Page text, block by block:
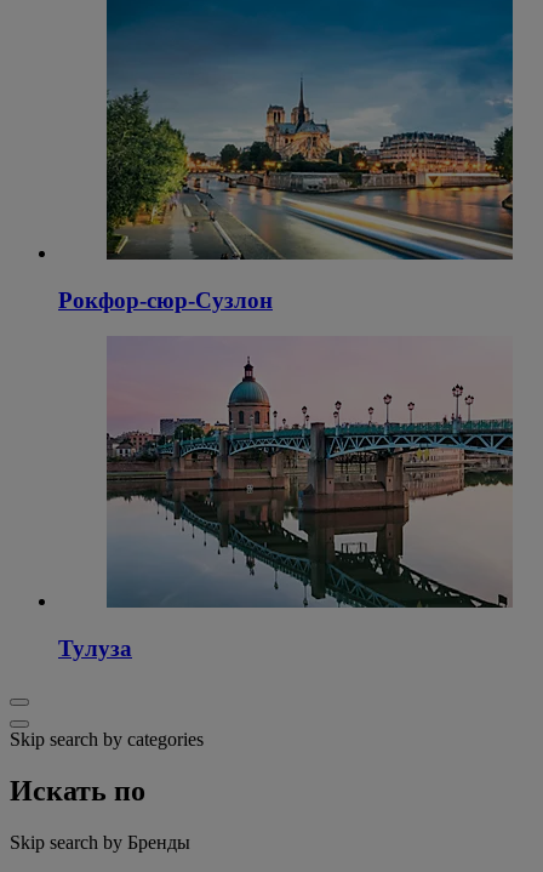
Рокфор-сюр-Сузлон
Тулуза
Skip search by categories
Искать по
Skip search by Бренды